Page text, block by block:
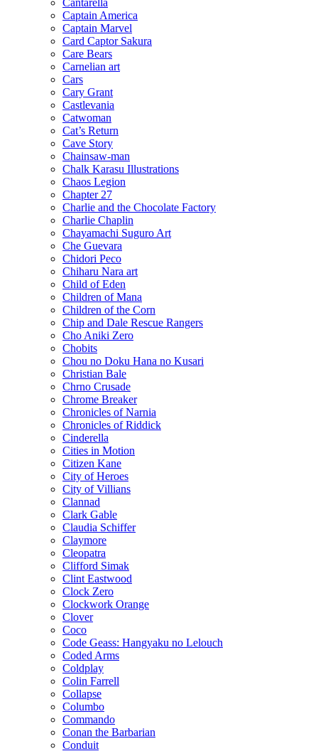
Captain America
Captain Marvel
Card Captor Sakura
Care Bears
Carnelian art
Cars
Cary Grant
Castlevania
Catwoman
Cat’s Return
Cave Story
Chainsaw-man
Chalk Karasu Illustrations
Chaos Legion
Chapter 27
Charlie and the Chocolate Factory
Charlie Chaplin
Chayamachi Suguro Art
Che Guevara
Chidori Peco
Chiharu Nara art
Child of Eden
Children of Mana
Children of the Corn
Chip and Dale Rescue Rangers
Cho Aniki Zero
Chobits
Chou no Doku Hana no Kusari
Christian Bale
Chrno Crusade
Chrome Breaker
Chronicles of Narnia
Chronicles of Riddick
Cinderella
Cities in Motion
Citizen Kane
City of Heroes
City of Villians
Clannad
Clark Gable
Claudia Schiffer
Claymore
Cleopatra
Clifford Simak
Clint Eastwood
Clock Zero
Clockwork Orange
Clover
Coco
Code Geass: Hangyaku no Lelouch
Coded Arms
Coldplay
Colin Farrell
Collapse
Columbo
Commando
Conan the Barbarian
Conduit